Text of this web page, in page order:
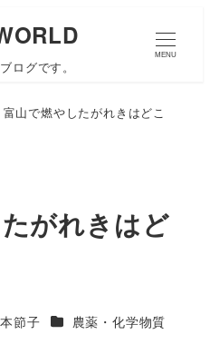
ログです。
MENU
富山で燃やしたがれきはどこ
がれきはど
節子 カテゴリー
農薬・化学物質